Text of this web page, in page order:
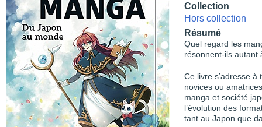
Collection
Hors collection
Résumé
Quel regard les
résonnent-ils autant
Ce livre s’adresse
novices ou
manga et société
l’évolution des
tant au Japon que